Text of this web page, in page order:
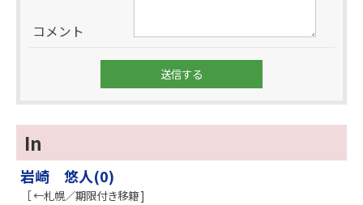
コメント
In
岩崎 悠人(0)
［ ←札幌／期限付き移籍 ]